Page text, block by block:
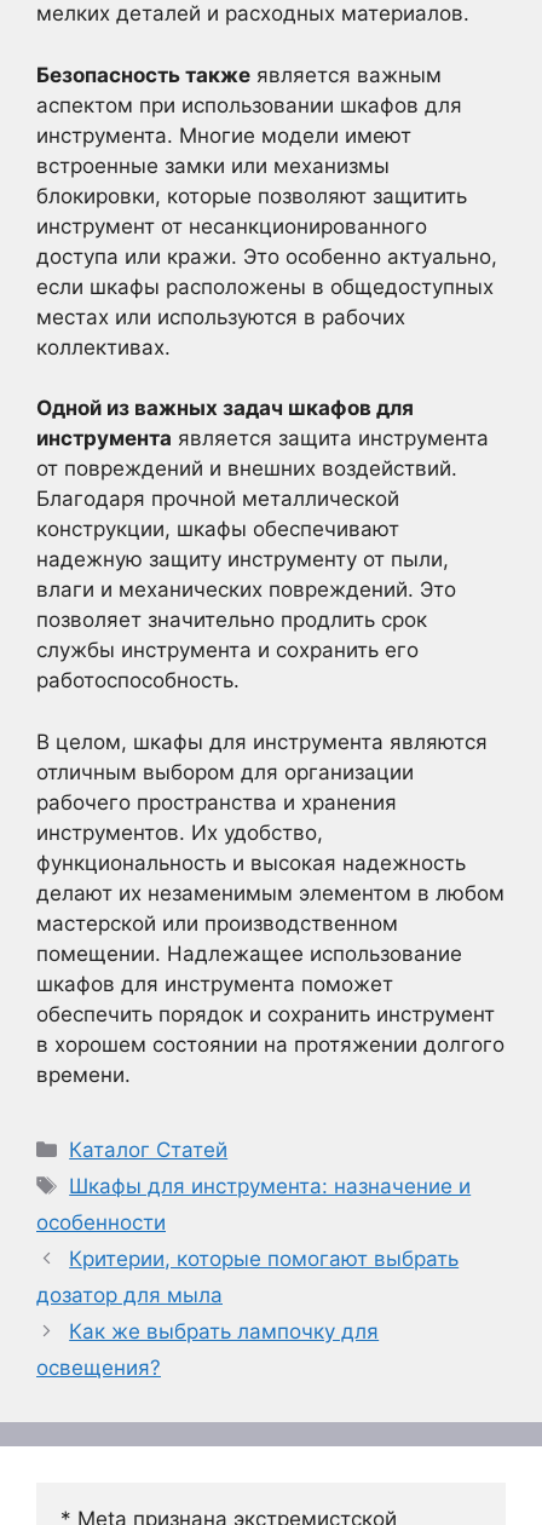
мелких деталей и расходных материалов.
Безопасность также является важным
аспектом при использовании шкафов для
инструмента. Многие модели имеют
встроенные замки или механизмы
блокировки, которые позволяют защитить
инструмент от несанкционированного
доступа или кражи. Это особенно актуально,
если шкафы расположены в общедоступных
местах или используются в рабочих
коллективах.
Одной из важных задач шкафов для
инструмента является защита инструмента
от повреждений и внешних воздействий.
Благодаря прочной металлической
конструкции, шкафы обеспечивают
надежную защиту инструменту от пыли,
влаги и механических повреждений. Это
позволяет значительно продлить срок
службы инструмента и сохранить его
работоспособность.
В целом, шкафы для инструмента являются
отличным выбором для организации
рабочего пространства и хранения
инструментов. Их удобство,
функциональность и высокая надежность
делают их незаменимым элементом в любом
мастерской или производственном
помещении. Надлежащее использование
шкафов для инструмента поможет
обеспечить порядок и сохранить инструмент
в хорошем состоянии на протяжении долгого
времени.
Рубрики
Каталог Статей
Метки
Шкафы для инструмента: назначение и
особенности
Критерии, которые помогают выбрать
дозатор для мыла
Как же выбрать лампочку для
освещения?
* Meta признана экстремистской